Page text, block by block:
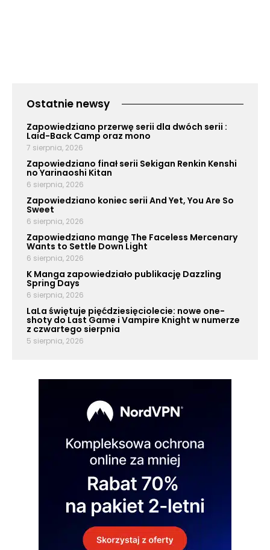
Ostatnie newsy
Zapowiedziano przerwę serii dla dwóch serii :
Laid-Back Camp oraz mono
7 sierpnia, 2026
Zapowiedziano finał serii Sekigan Renkin Kenshi
no Yarinaoshi Kitan
6 sierpnia, 2026
Zapowiedziano koniec serii And Yet, You Are So
Sweet
6 sierpnia, 2026
Zapowiedziano mangę The Faceless Mercenary
Wants to Settle Down Light
6 sierpnia, 2026
K Manga zapowiedziało publikację Dazzling
Spring Days
6 sierpnia, 2026
LaLa świętuje pięćdziesięciolecie: nowe one-
shoty do Last Game i Vampire Knight w numerze
z czwartego sierpnia
5 sierpnia, 2026